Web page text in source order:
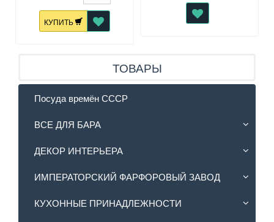
КУПИТЬ
ТОВАРЫ
Посуда времён СССР
ВСЕ ДЛЯ БАРА
ДЕКОР ИНТЕРЬЕРА
ИМПЕРАТОРСКИЙ ФАРФОРОВЫЙ ЗАВОД
КУХОННЫЕ ПРИНАДЛЕЖНОСТИ